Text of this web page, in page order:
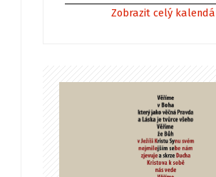
Zobrazit celý